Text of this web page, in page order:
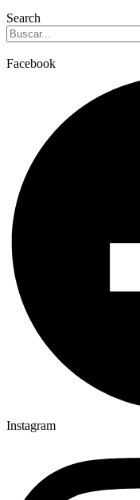
Search
Facebook
Instagram